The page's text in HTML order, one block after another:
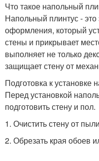
Что такое напольный
Напольный плинтус - это
оформления, который
стены и прикрывает
выполняет не только
защищает стену от
Подготовка к установке
Перед установкой
подготовить стену и пол.
1. Очистить стену от
2. Обрезать края обоев